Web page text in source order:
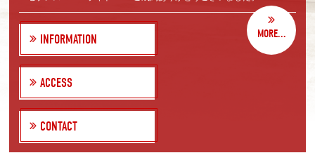
MORE...
INFORMATION
ACCESS
CONTACT